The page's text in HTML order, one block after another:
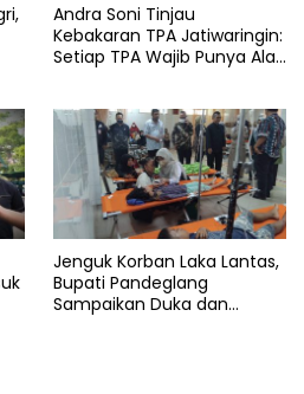
Andra Soni Tinjau
Kebakaran TPA Jatiwaringin:
Setiap TPA Wajib Punya Alat
Jenguk Korban Laka Lantas,
Bupati Pandeglang
Sampaikan Duka dan